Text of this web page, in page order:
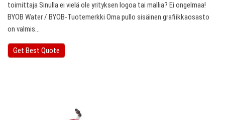
toimittaja Sinulla ei vielä ole yrityksen logoa tai mallia? Ei ongelmaa!
BYOB Water / BYOB-Tuotemerkki Oma pullo sisäinen grafiikkaosasto
on valmis…
Get Best Quote